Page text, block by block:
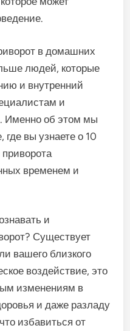
в домашних
людей, которые
и внутренний
и
Именно об этом мы
где вы узнаете о 10
временем и
и
Существует
вашего близкого
воздействие, это
изменениям в
и даже разладу
избавиться от